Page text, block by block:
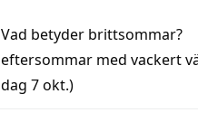
Vad betyder brittsommar?
eftersommar med vackert
dag 7 okt.)